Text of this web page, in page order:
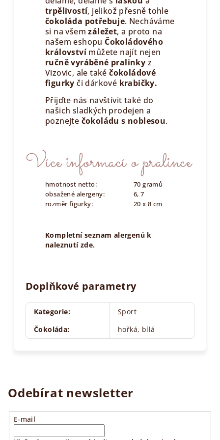
trpělivostí, jelikož přesně tohle
čokoláda potřebuje. Necháváme
si na všemzáležet, a proto na
našem eshopu Čokoládového
královstvímůžete najít nejen
ručně vyráběné pralinky z
Vizovic, ale takéčokoládové
figurky či dárkové krabičky.
Přijďte nás navštívit také do
našich sladkých prodejen a
poznejte čokoládu s noblesou.
Více informací o pralince
hmotnost netto:
70 gramů
obsažené alergeny:
6, 7
rozměr figurky:
20 x 8 cm
Kompletní seznam alergenů k
naleznutí zde.
Doplňkové parametry
Kategorie:
Sport
Čokoláda: hořká, bílá
Odebírat newsletter
E-mail